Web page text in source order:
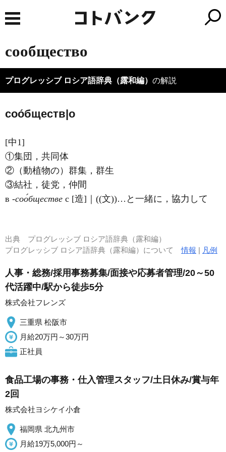
сообщество
プログレッシブ ロシア語辞典（露和編） の解説
соо́бществ|о
[中1]
①集団，共同体
②（動植物の）群集，群生
③結社，徒党，仲間
в ‐соо́бществе с [造]｜((文))…と一緒に，協力して
出典 プログレッシブ ロシア語辞典（露和編）
プログレッシブ ロシア語辞典（露和編）について情報 | 凡例
人事・総務/採用事務募集/面接や応募者管理/20～50
代活躍中/駅から徒歩5分
株式会社フレンズ
三重県 松阪市
月給20万円～30万円
正社員
食品工場の事務・仕入管理スタッフ/土日休み/賞与年
2回
株式会社ヨシケイ小倉
福岡県 北九州市
月給19万5,000円～